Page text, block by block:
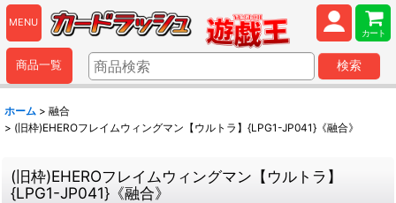
MENU
カート
商品一覧 検索
ホーム > 融合
> (旧枠)EHEROフレイムウィングマン【ウルトラ】{LPG1-JP041}《融合》
(旧枠)EHEROフレイムウィングマン【ウルトラ】
{LPG1-JP041}《融合》